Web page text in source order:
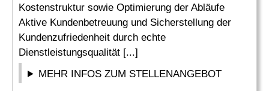
Kostenstruktur sowie Optimierung der Abläufe
Aktive Kundenbetreuung und Sicherstellung der
Kundenzufriedenheit durch echte
Dienstleistungsqualität [...]
MEHR INFOS ZUM STELLENANGEBOT